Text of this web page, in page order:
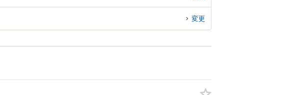
変更